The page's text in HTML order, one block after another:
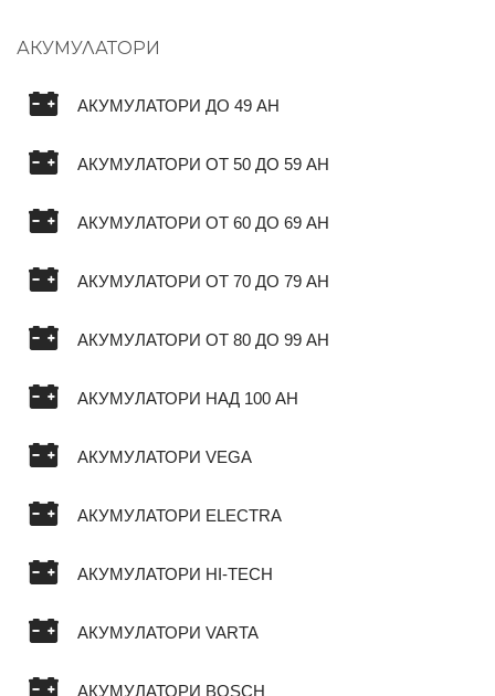
АКУМУЛАТОРИ
АКУМУЛАТОРИ ДО 49 AH
АКУМУЛАТОРИ ОТ 50 ДО 59 AH
АКУМУЛАТОРИ ОТ 60 ДО 69 AH
АКУМУЛАТОРИ ОТ 70 ДО 79 AH
АКУМУЛАТОРИ ОТ 80 ДО 99 AH
АКУМУЛАТОРИ НАД 100 AH
АКУМУЛАТОРИ VEGA
АКУМУЛАТОРИ ELECTRA
АКУМУЛАТОРИ HI-TECH
АКУМУЛАТОРИ VARTA
АКУМУЛАТОРИ BOSCH